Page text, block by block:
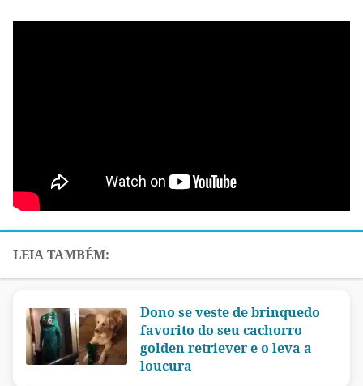
Dono se veste de brinquedo
favorito do seu cachorro
golden retriever e o leva a
loucura